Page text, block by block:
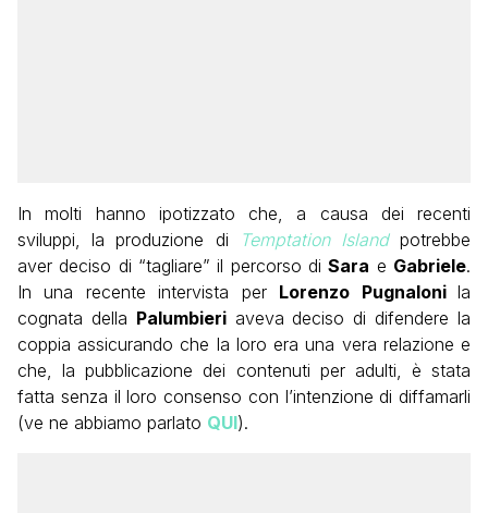
In molti hanno ipotizzato che, a causa dei recenti
sviluppi, la produzione di
Temptation Island potrebbe
aver deciso di “tagliare” il percorso diSara e Gabriele.
In una recente intervista per Lorenzo Pugnalonila
cognata della Palumbieriaveva deciso di difendere la
coppia assicurando che la loro era una vera relazione e
che, la pubblicazione dei contenuti per adulti, è stata
fatta senza il loro consenso con l’intenzione di diffamarli
(ve ne abbiamo parlato QUI).